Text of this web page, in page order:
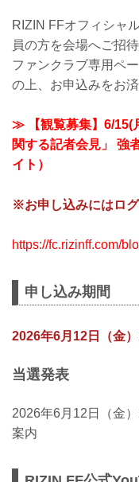
RIZIN FFオフィシャ
員の方を会場へご招
ファンクラブ専用ペ
の上、お申込みをお済
≫ 【観覧募集】6/15(
関する記者会見」 強
イト）
※お申し込みにはログ
https://fc.rizinff.com/
申し込み期間
2026年6月12日（金
当選発表
2026年6月12日（金
案内